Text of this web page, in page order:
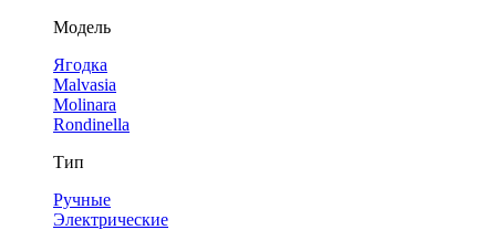
Модель
Ягодка
Malvasia
Molinara
Rondinella
Тип
Ручные
Электрические